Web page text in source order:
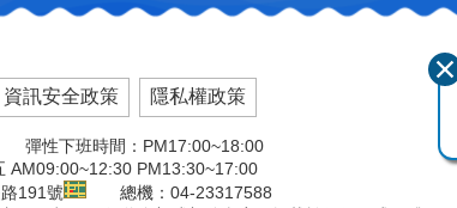
資訊安全政策 隱私權政策
彈性下班時間：PM17:00~18:00
AM09:00~12:30 PM13:30~17:00
191號
總機：04-23317588